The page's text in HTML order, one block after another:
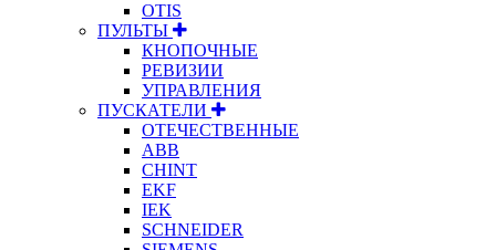
OTIS
ПУЛЬТЫ
КНОПОЧНЫЕ
РЕВИЗИИ
УПРАВЛЕНИЯ
ПУСКАТЕЛИ
ОТЕЧЕСТВЕННЫЕ
ABB
CHINT
EKF
IEK
SCHNEIDER